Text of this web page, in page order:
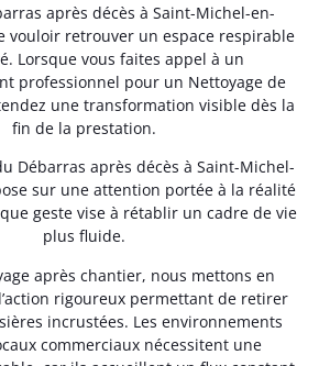
après décès à Saint-Michel-en-
vouloir retrouver un espace respirable
Lorsque vous faites appel à un
professionnel pour un Nettoyage de
une transformation visible dès la
fin de la prestation.
Débarras après décès à Saint-Michel-
sur une attention portée à la réalité
geste vise à rétablir un cadre de vie
plus fluide.
après chantier, nous mettons en
rigoureux permettant de retirer
incrustées. Les environnements
commerciaux nécessitent une